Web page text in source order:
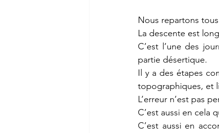
Nous repartons
La descente est
C’est l’une des
partie désertique.
Il y a des étapes
topographiques, et
L’erreur n’est pas
C’est aussi en cela
C’est aussi en